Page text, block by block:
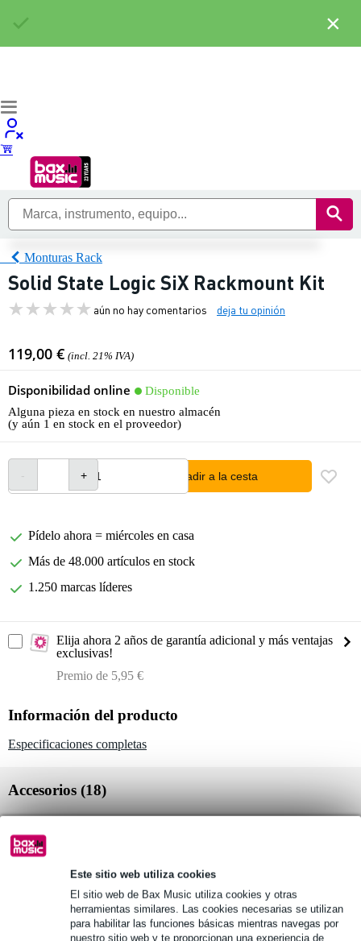
Este sitio web utiliza cookies
El sitio web de Bax Music utiliza cookies y otras
herramientas similares. Las cookies necesarias se utilizan
para habilitar las funciones básicas mientras navegas por
nuestro sitio web y te proporcionan una experiencia de
Monturas Rack
Solid State Logic SiX Rackmount Kit
aún no hay comentarios deja tu opinión
119,00 € (incl. 21% IVA)
Disponibilidad online
Disponible
Alguna pieza en stock en nuestro almacén
(y aún 1 en stock en el proveedor)
añadir a la cesta
Pídelo ahora = miércoles en casa
Más de 48.000 artículos en stock
1.250 marcas líderes
Elija ahora 2 años de garantía adicional y más ventajas
exclusivas!
Premio de 5,95 €
Información del producto
Especificaciones completas
Accesorios (18)
×